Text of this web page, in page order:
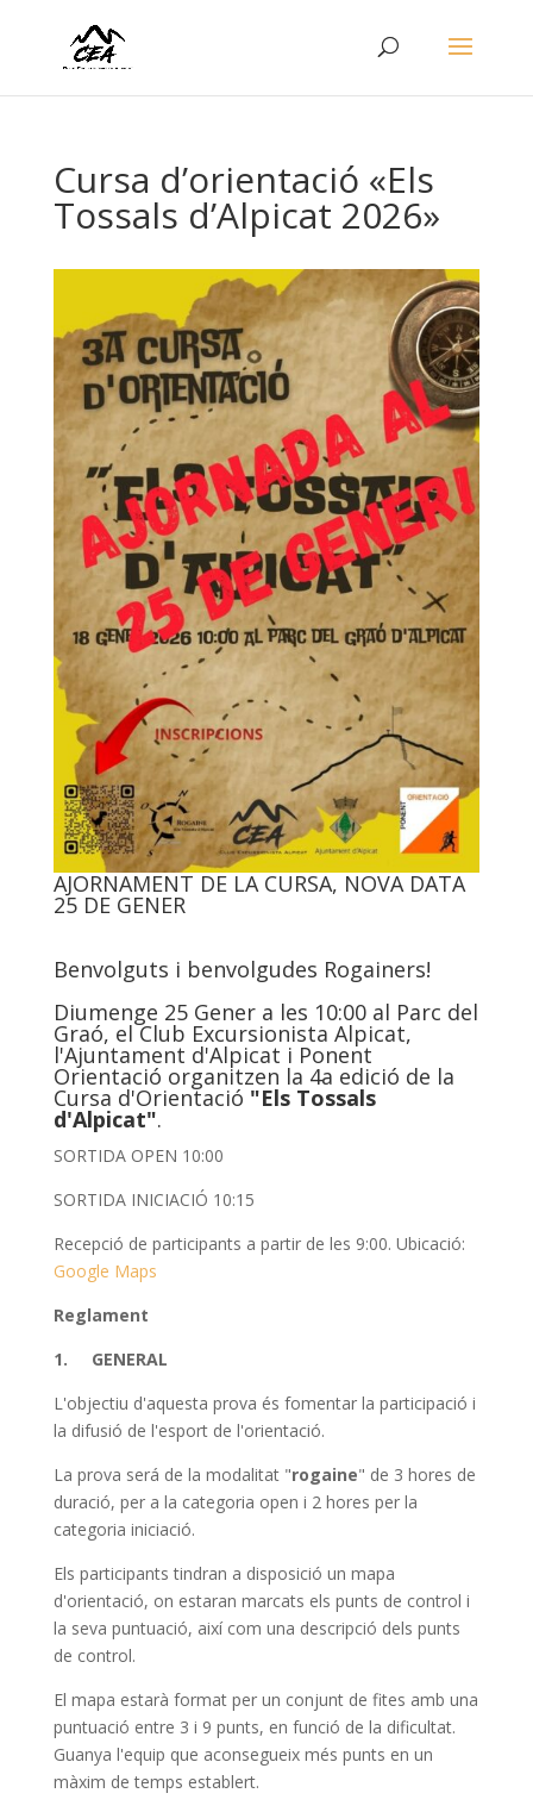
Cursa d’orientació «Els
Tossals d’Alpicat 2026»
AJORNAMENT DE LA CURSA, NOVA DATA
25 DE GENER
Benvolguts i benvolgudes Rogainers!
Diumenge 25 Gener a les 10:00 al Parc del
Graó, el Club Excursionista Alpicat,
l'Ajuntament d'Alpicat i Ponent
Orientació organitzen la 4a edició de la
Cursa d'Orientació "Els Tossals
d'Alpicat".
SORTIDA OPEN 10:00
SORTIDA INICIACIÓ 10:15
Recepció de participants a partir de les 9:00. Ubicació:
Google Maps
Reglament
1. GENERAL
L'objectiu d'aquesta prova és fomentar la participació i
la difusió de l'esport de l'orientació.
La prova será de la modalitat "rogaine" de 3 hores de
duració, per a la categoria open i 2 hores per la
categoria iniciació.
Els participants tindran a disposició un mapa
d'orientació, on estaran marcats els punts de control i
la seva puntuació, així com una descripció dels punts
de control.
El mapa estarà format per un conjunt de fites amb una
puntuació entre 3 i 9 punts, en funció de la dificultat.
Guanya l'equip que aconsegueix més punts en un
màxim de temps establert.